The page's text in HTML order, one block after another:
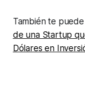
También te
de una Startup
Dólares en